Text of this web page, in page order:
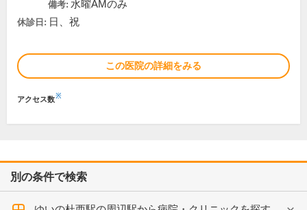
備考: 水曜AMのみ
休診日: 日、祝
この医院の詳細をみる
アクセス数※
別の条件で検索